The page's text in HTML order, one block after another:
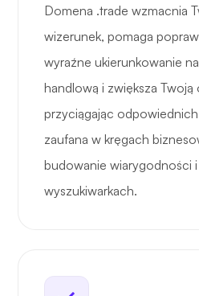
Domena .trade wzmacnia
wizerunek, pomaga
wyraźne ukierunkowanie
handlową i zwiększa
przyciągając
zaufana w kręgach
budowanie wiarygodności
wyszukiwarkach.